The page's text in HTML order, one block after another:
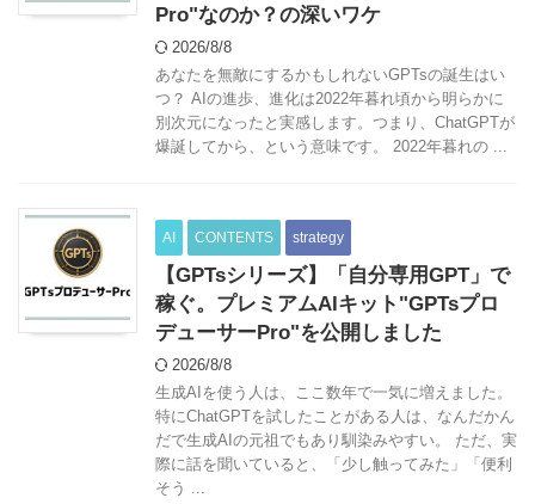
Pro"なのか？の深いワケ
2026/8/8
あなたを無敵にするかもしれないGPTsの誕生はい
つ？ AIの進歩、進化は2022年暮れ頃から明らかに
別次元になったと実感します。つまり、ChatGPTが
爆誕してから、という意味です。 2022年暮れの ...
AI CONTENTS strategy
【GPTsシリーズ】「自分専用GPT」で
稼ぐ。プレミアムAIキット"GPTsプロ
デューサーPro"を公開しました
2026/8/8
生成AIを使う人は、ここ数年で一気に増えました。
特にChatGPTを試したことがある人は、なんだかん
だで生成AIの元祖でもあり馴染みやすい。 ただ、実
際に話を聞いていると、「少し触ってみた」「便利
そう ...